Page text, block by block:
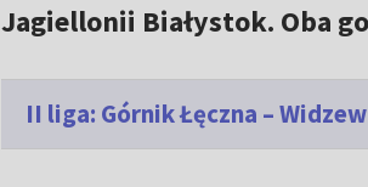
Jagiellonii Białystok. Oba
II liga: Górnik Łęczna –